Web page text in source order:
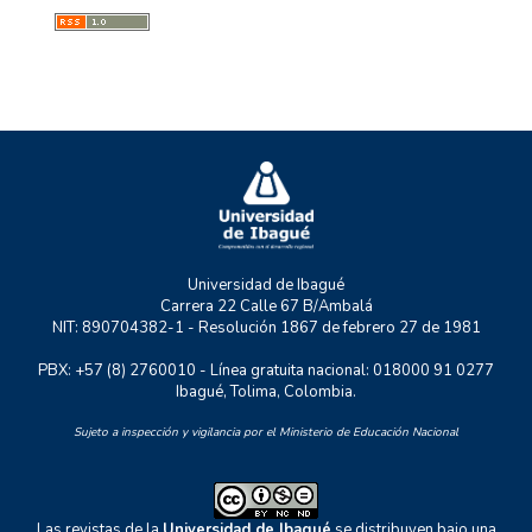
MYSCO
RASTRO URBANO
Universidad de Ibagué
Carrera 22 Calle 67 B/Ambalá
NIT: 890704382-1 - Resolución 1867 de febrero 27 de 1981
PBX: +57 (8) 2760010 - Línea gratuita nacional: 018000 91 0277
Ibagué, Tolima, Colombia.
Sujeto a inspección y vigilancia por el Ministerio de Educación Nacional